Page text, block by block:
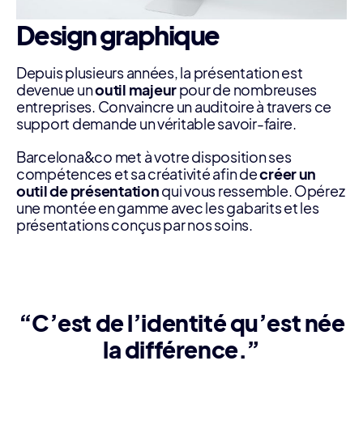
Design graphique
Depuis plusieurs années, la présentation est
devenue unoutil majeurpour de nombreuses
entreprises. Convaincre un auditoire à travers ce
support demande un véritable savoir-faire.
Barcelona&co met à votre disposition ses
compétences et sa créativité afin decréer un
outil de présentationqui vous ressemble. Opérez
une montée en gamme avec les gabarits et les
présentations conçus par nos soins.
“C’est de l’identité qu’est née
la différence.”